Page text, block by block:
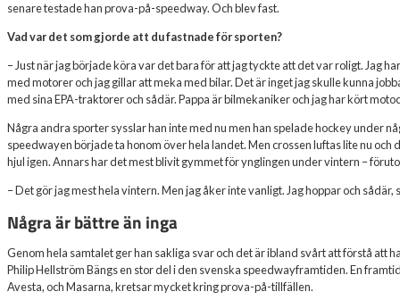
senare testade han prova-på-speedway. Och blev fast.
Vad var det som gjorde att du fastnade för sporten?
– Just när jag började köra var det bara för att jag tyckte att det var roligt. Jag
med motorer och jag gillar att meka med bilar. Det är inget jag skulle kunna
med sina EPA-traktorer och sådär. Pappa är bilmekaniker och jag har kört
Några andra sporter sysslar han inte med nu men han spelade hockey under
speedwayen började ta honom över hela landet. Men crossen luftas lite nu
hjul igen. Annars har det mest blivit gymmet för ynglingen under vintern –
– Det gör jag mest hela vintern. Men jag åker inte vanligt. Jag hoppar och sådär,
Några är bättre än inga
Genom hela samtalet ger han sakliga svar och det är ibland svårt att förstå att
Philip Hellström Bängs en stor del i den svenska speedwayframtiden. En
Avesta, och Masarna, kretsar mycket kring prova-på-tillfällen.